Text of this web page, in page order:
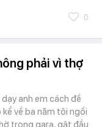
0
phải vì thợ
anh em cách đề
về ba năm tôi ngồi
trong gara, gật đầu